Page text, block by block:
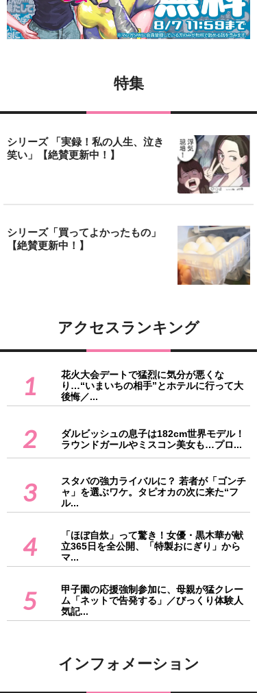
特集
シリーズ 「実録！私の人生、泣き
笑い」【絶賛更新中！】
シリーズ「買ってよかったもの」
【絶賛更新中！】
アクセスランキング
1
花火大会デートで猛烈に気分が悪くな
り…“いまいちの相手”とホテルに行って大
後悔／...
2
ダルビッシュの息子は182cm世界モデル！
ラウンドガールやミスコン美女も…プロ...
3
スタバの強力ライバルに？ 若者が「ゴンチ
ャ」を選ぶワケ。タピオカの次に来た“フ
ル...
4
「ほぼ自炊」って驚き！女優・黒木華が献
立365日を全公開、「特製おにぎり」から
マ...
5
甲子園の応援強制参加に、母親が猛クレー
ム「ネットで告発する」／びっくり体験人
気記...
インフォメーション